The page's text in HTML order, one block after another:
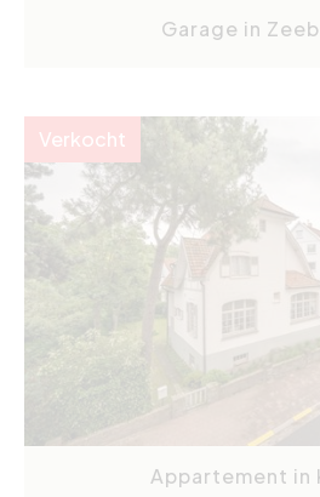
Garage in
Verkocht
Appartement in